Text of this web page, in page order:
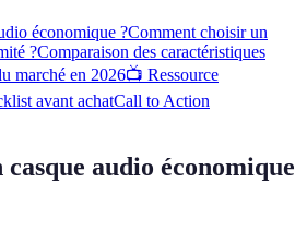
économique ?Comment choisir un
?Comparaison des caractéristiques
marché en 2026📺 Ressource
avant achatCall to Action
audio économique